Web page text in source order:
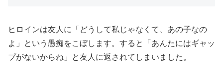
ヒロインは友人に「どうして私じゃなくて、あの子なの
よ」という愚痴をこぼします。すると「あんたにはギャッ
プがないからね」と友人に返されてしまいました。